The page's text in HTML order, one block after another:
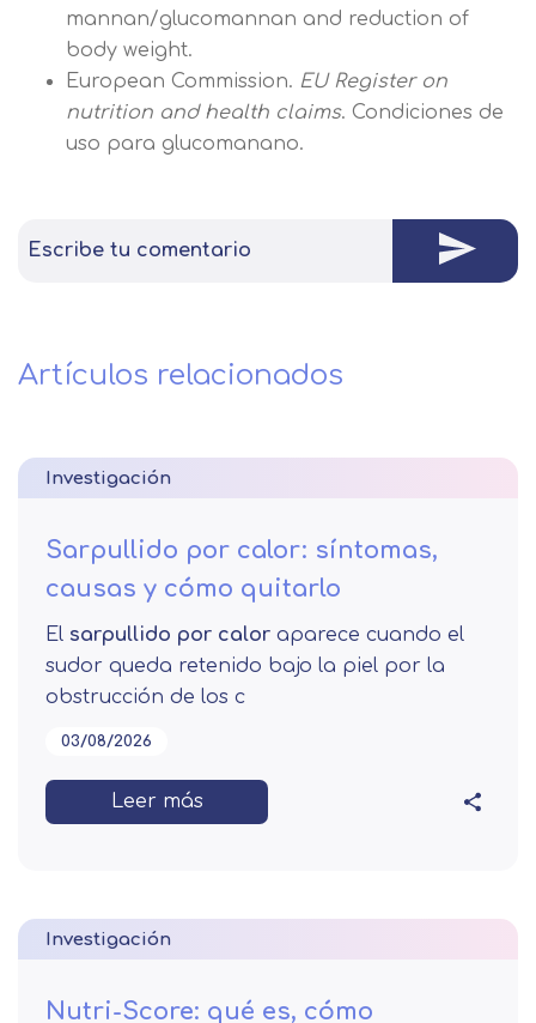
mannan/glucomannan and reduction of
body weight.
European Commission. EU Register on
nutrition and health claims. Condiciones de
uso para glucomanano.
Escribe tu comentario
Artículos relacionados
Investigación
Sarpullido por calor: síntomas,
causas y cómo quitarlo
El sarpullido por calor aparece cuando el
sudor queda retenido bajo la piel por la
obstrucción de los c
03/08/2026
Leer más
Investigación
Nutri-Score: qué es, cómo